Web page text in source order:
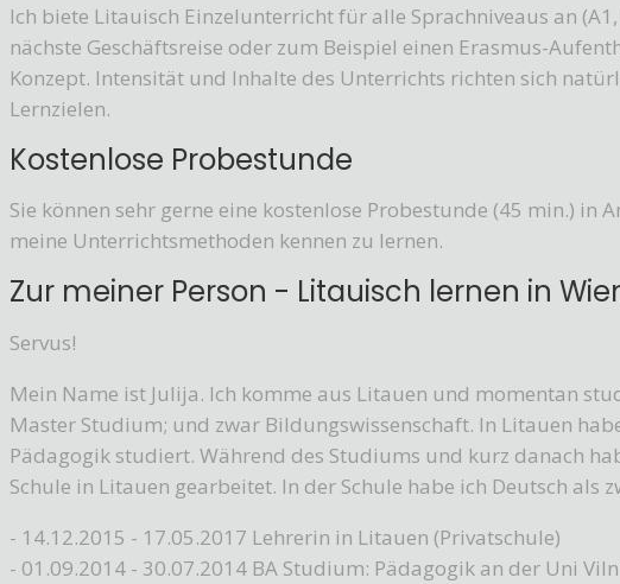
Ich biete Litauisch Einzelunterricht für alle Sprachniveaus an (A1,
nächste Geschäftsreise oder zum Beispiel einen Erasmus-
Konzept. Intensität und Inhalte des Unterrichts richten sich
Lernzielen.
Kostenlose Probestunde
Sie können sehr gerne eine kostenlose Probestunde (45 min.) in
meine Unterrichtsmethoden kennen zu lernen.
Zur meiner Person - Litauisch lernen in
Servus!
Mein Name ist Julija. Ich komme aus Litauen und momentan
Master Studium; und zwar Bildungswissenschaft. In Litauen
Pädagogik studiert. Während des Studiums und kurz danach
Schule in Litauen gearbeitet. In der Schule habe ich Deutsch als
- 14.12.2015 - 17.05.2017 Lehrerin in Litauen (Privatschule)
- 01.09.2014 - 30.07.2014 BA Studium: Pädagogik an der Uni